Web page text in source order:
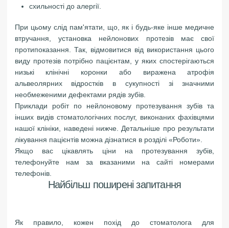
схильності до алергії.
При цьому слід пам'ятати, що, як і будь-яке інше медичне
втручання, установка нейлонових протезів має свої
протипоказання. Так, відмовитися від використання цього
виду протезів потрібно пацієнтам, у яких спостерігаються
низькі клінічні коронки або виражена атрофія
альвеолярних відростків в сукупності зі значними
необмеженими дефектами рядів зубів.
Приклади робіт по нейлоновому протезування зубів та
інших видів стоматологічних послуг, виконаних фахівцями
нашої клініки, наведені нижче. Детальніше про результати
лікування пацієнтів можна дізнатися в розділі «Роботи».
Якщо вас цікавлять ціни на протезування зубів,
телефонуйте нам за вказаними на сайті номерами
телефонів.
Найбільш поширені запитання
Як правило, кожен похід до стоматолога для